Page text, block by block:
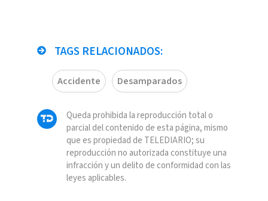
TAGS RELACIONADOS:
Accidente Desamparados
Queda prohibida la reproducción total o
parcial del contenido de esta página, mismo
que es propiedad de TELEDIARIO; su
reproducción no autorizada constituye una
infracción y un delito de conformidad con las
leyes aplicables.